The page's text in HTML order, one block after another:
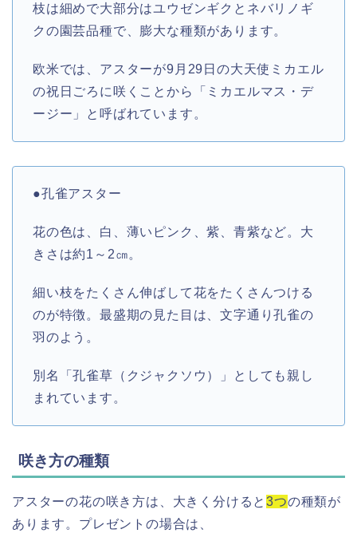
枝は細めで大部分はユウゼンギクとネバリノギ
クの園芸品種で、膨大な種類があります。
欧米では、アスターが9月29日の大天使ミカエル
の祝日ごろに咲くことから「ミカエルマス・デ
ージー」と呼ばれています。
●孔雀アスター
花の色は、白、薄いピンク、紫、青紫など。大
きさは約1～2㎝。
細い枝をたくさん伸ばして花をたくさんつける
のが特徴。最盛期の見た目は、文字通り孔雀の
羽のよう。
別名「孔雀草（クジャクソウ）」としても親し
まれています。
咲き方の種類
アスターの花の咲き方は、大きく分けると3つの種類が
あります。プレゼントの場合は、